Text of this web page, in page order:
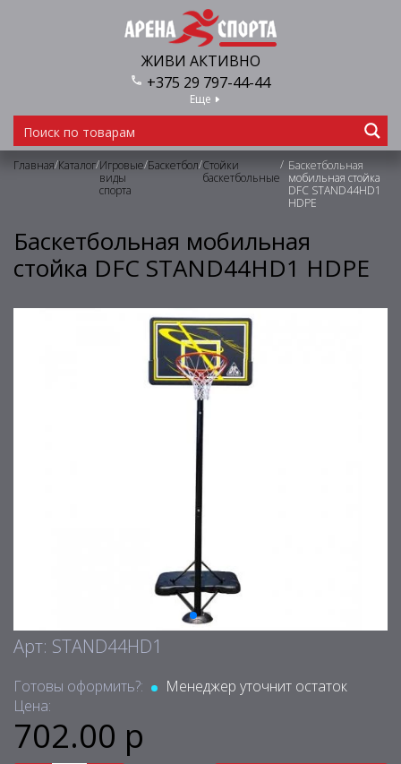
ЖИВИ АКТИВНО
+375 29 797-44-44
Еще
Главная/Каталог/Игровые
виды
спорта
/Баскетбол/Стойки
баскетбольные
/ Баскетбольная
мобильная стойка
DFC STAND44HD1
HDPE
Баскетбольная мобильная
стойка DFC STAND44HD1 HDPE
Арт: STAND44HD1
Готовы оформить?:
Менеджер уточнит остаток
Цена:
702.00 р